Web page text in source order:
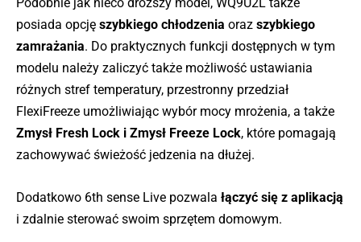
posiada opcję szybkiego chłodzenia oraz szybkiego
zamrażania. Do praktycznych funkcji dostępnych w tym
modelu należy zaliczyć także możliwość ustawiania
różnych stref temperatury, przestronny przedział
FlexiFreeze umożliwiając wybór mocy mrożenia, a także
Zmysł Fresh Lock i Zmysł Freeze Lock, które pomagają
zachowywać świeżość jedzenia na dłużej.
Dodatkowo 6th sense Live pozwala łączyć się z aplikacją
i zdalnie sterować swoim sprzętem domowym.